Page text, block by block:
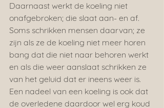
Daarnaast werkt de koeling niet
onafgebroken; die slaat aan- en af.
Soms schrikken mensen daarvan; ze
zijn als ze de koeling niet meer horen
bang dat die niet naar behoren werkt
en als die weer aanslaat schrikken ze
van het geluid dat er ineens weer is.
Een nadeel van een koeling is ook dat
de overledene daardoor wel erg koud